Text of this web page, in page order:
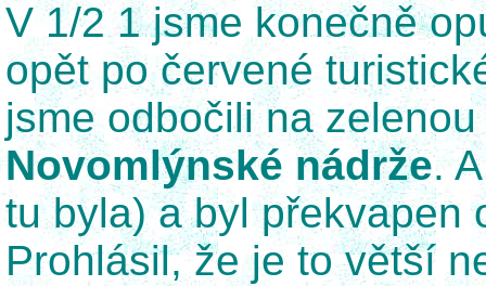
V 1/2 1 jsme konečně
opět po červené
jsme odbočili na
Novomlýnské nádrže.
tu byla) a byl překvapen
Prohlásil, že je to větší